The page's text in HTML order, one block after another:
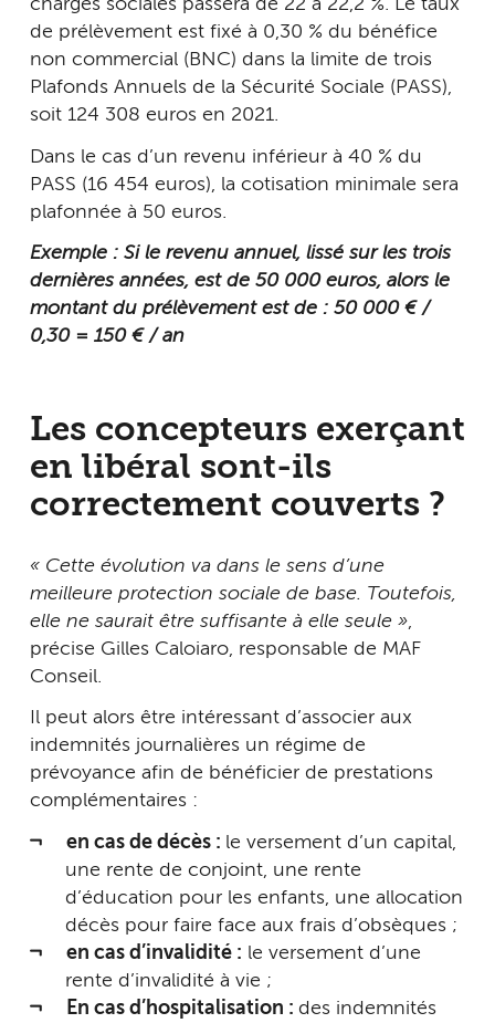
charges sociales passera de 22 à 22,2 %. Le taux
de prélèvement est fixé à 0,30 % du bénéfice
non commercial (BNC) dans la limite de trois
Plafonds Annuels de la Sécurité Sociale (PASS),
soit 124 308 euros en 2021.
Dans le cas d’un revenu inférieur à 40 % du
PASS (16 454 euros), la cotisation minimale sera
plafonnée à 50 euros.
Exemple : Si le revenu annuel, lissé sur les trois
dernières années, est de 50 000 euros, alors le
montant du prélèvement est de : 50 000 € /
0,30 = 150 € / an
Les concepteurs exerçant
en libéral sont-ils
correctement couverts ?
« Cette évolution va dans le sens d’une
meilleure protection sociale de base. Toutefois,
elle ne saurait être suffisante à elle seule »,
précise Gilles Caloiaro, responsable de MAF
Conseil.
Il peut alors être intéressant d’associer aux
indemnités journalières un régime de
prévoyance afin de bénéficier de prestations
complémentaires :
en cas de décès : le versement d’un capital,
une rente de conjoint, une rente
d’éducation pour les enfants, une allocation
décès pour faire face aux frais d’obsèques ;
en cas d’invalidité : le versement d’une
rente d’invalidité à vie ;
En cas d’hospitalisation : des indemnités